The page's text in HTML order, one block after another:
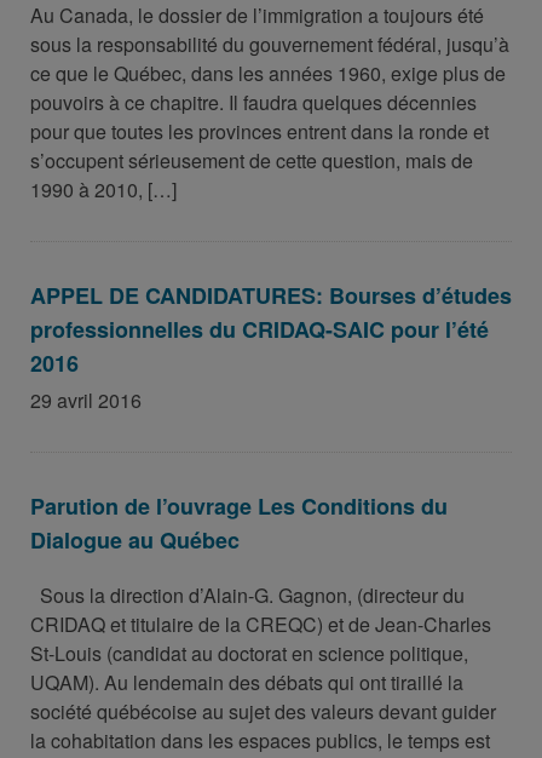
Au Canada, le dossier de l’immigration a toujours été
sous la responsabilité du gouvernement fédéral, jusqu’à
ce que le Québec, dans les années 1960, exige plus de
pouvoirs à ce chapitre. Il faudra quelques décennies
pour que toutes les provinces entrent dans la ronde et
s’occupent sérieusement de cette question, mais de
1990 à 2010, […]
APPEL DE CANDIDATURES: Bourses d’études
professionnelles du CRIDAQ-SAIC pour l’été
2016
29 avril 2016
Parution de l’ouvrage Les Conditions du
Dialogue au Québec
Sous la direction d’Alain-G. Gagnon, (directeur du
CRIDAQ et titulaire de la CREQC) et de Jean-Charles
St-Louis (candidat au doctorat en science politique,
UQAM). Au lendemain des débats qui ont tiraillé la
société québécoise au sujet des valeurs devant guider
la cohabitation dans les espaces publics, le temps est